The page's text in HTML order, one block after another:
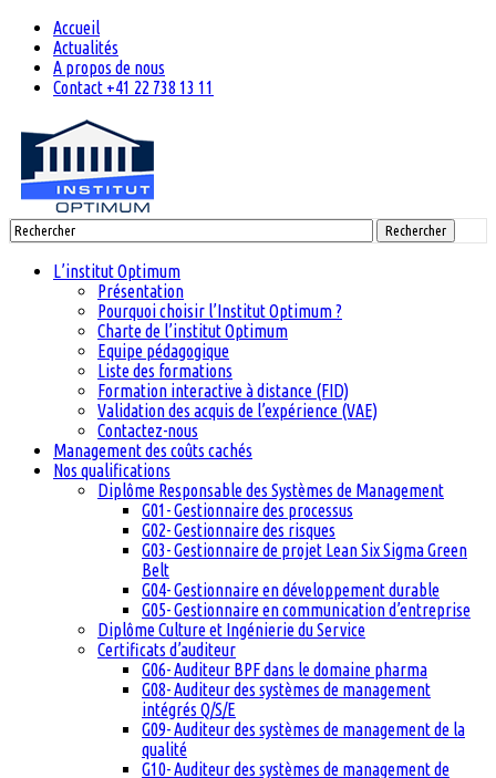
Accueil
Actualités
A propos de nous
Contact +41 22 738 13 11
Rechercher
L’institut Optimum
Présentation
Pourquoi choisir l’Institut Optimum ?
Charte de l’institut Optimum
Equipe pédagogique
Liste des formations
Formation interactive à distance (FID)
Validation des acquis de l’expérience (VAE)
Contactez-nous
Management des coûts cachés
Nos qualifications
Diplôme Responsable des Systèmes de Management
G01- Gestionnaire des processus
G02- Gestionnaire des risques
G03- Gestionnaire de projet Lean Six Sigma Green
Belt
G04- Gestionnaire en développement durable
G05- Gestionnaire en communication d’entreprise
Diplôme Culture et Ingénierie du Service
Certificats d’auditeur
G06- Auditeur BPF dans le domaine pharma
G08- Auditeur des systèmes de management
intégrés Q/S/E
G09- Auditeur des systèmes de management de la
qualité
G10- Auditeur des systèmes de management de